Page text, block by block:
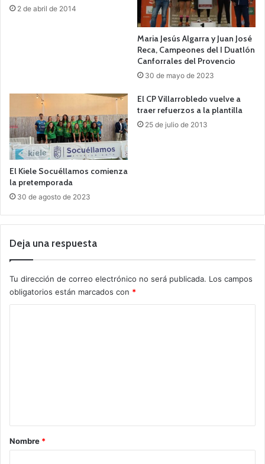
2 de abril de 2014
Maria Jesús Algarra y Juan José
Reca, Campeones del I Duatlón
Canforrales del Provencio
30 de mayo de 2023
El Kiele Socuéllamos comienza
la pretemporada
30 de agosto de 2023
El CP Villarrobledo vuelve a
traer refuerzos a la plantilla
25 de julio de 2013
Deja una respuesta
Tu dirección de correo electrónico no será publicada. Los campos
obligatorios están marcados con *
r
Nombre *